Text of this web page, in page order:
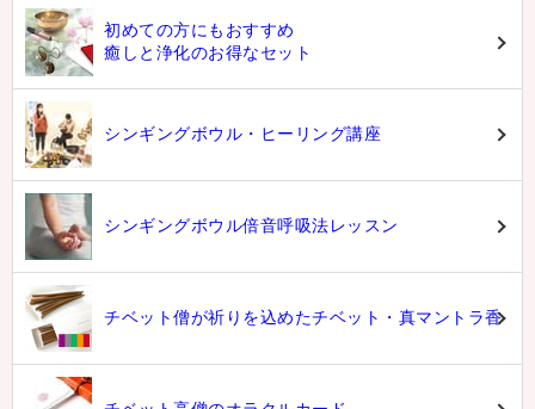
初めての方にもおすすめ
癒しと浄化のお得なセット
シンギングボウル・ヒーリング講座
シンギングボウル倍音呼吸法レッスン
チベット僧が祈りを込めたチベット・真マントラ香